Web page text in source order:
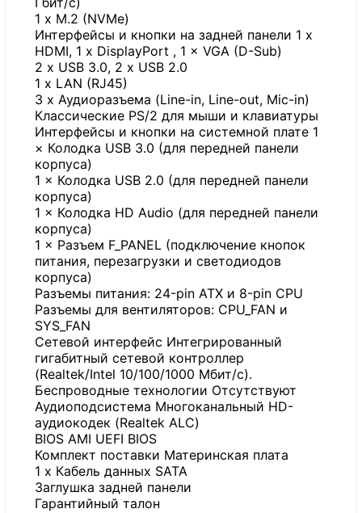
1 x M.2 (NVMe)
Интерфейсы и кнопки на задней панели 1 x
HDMI, 1 x DisplayPort , 1 × VGA (D-Sub)
2 x USB 3.0, 2 x USB 2.0
1 x LAN (RJ45)
3 x Аудиоразъема (Line-in, Line-out, Mic-in)
Классические PS/2 для мыши и клавиатуры
Интерфейсы и кнопки на системной плате 1
× Колодка USB 3.0 (для передней панели
корпуса)
1 × Колодка USB 2.0 (для передней панели
корпуса)
1 × Колодка HD Audio (для передней панели
корпуса)
1 × Разъем F_PANEL (подключение кнопок
питания, перезагрузки и светодиодов
корпуса)
Разъемы питания: 24-pin ATX и 8-pin CPU
Разъемы для вентиляторов: CPU_FAN и
SYS_FAN
Сетевой интерфейс Интегрированный
гигабитный сетевой контроллер
(Realtek/Intel 10/100/1000 Мбит/с).
Беспроводные технологии Отсутствуют
Аудиоподсистема Многоканальный HD-
аудиокодек (Realtek ALC)
BIOS AMI UEFI BIOS
Комплект поставки Материнская плата
1 x Кабель данных SATA
Заглушка задней панели
Гарантийный талон